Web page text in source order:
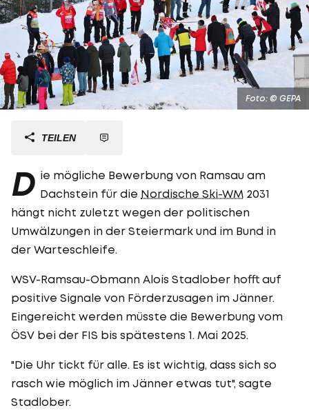
Foto: © GEPA
TEILEN
D ie mögliche Bewerbung von Ramsau am
Dachstein für die Nordische Ski-WM 2031
hängt nicht zuletzt wegen der politischen
Umwälzungen in der Steiermark und im Bund in
der Warteschleife.
WSV-Ramsau-Obmann Alois Stadlober hofft auf
positive Signale von Förderzusagen im Jänner.
Eingereicht werden müsste die Bewerbung vom
ÖSV bei der FIS bis spätestens 1. Mai 2025.
"Die Uhr tickt für alle. Es ist wichtig, dass sich so
rasch wie möglich im Jänner etwas tut", sagte
Stadlober.